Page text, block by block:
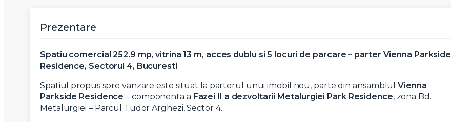
Prezentare
Spatiu comercial 252.9 mp, vitrina 13 m, acces dublu si 5 locuri de parcare – parter Vienna Parkside
Residence, Sectorul 4, Bucuresti
Spatiul propus spre vanzare este situat la parterul unui imobil nou, parte din ansamblulVienna
Parkside Residence – componenta a Fazei II a dezvoltarii Metalurgiei Park Residence, zona Bd.
Metalurgiei – Parcul Tudor Arghezi, Sector 4.